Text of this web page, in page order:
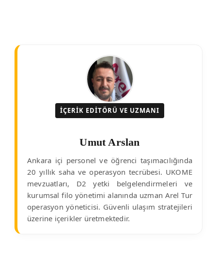
İÇERIK EDITÖRÜ VE UZMANI
Umut Arslan
Ankara içi personel ve öğrenci taşımacılığında
20 yıllık saha ve operasyon tecrübesi. UKOME
mevzuatları, D2 yetki belgelendirmeleri ve
kurumsal filo yönetimi alanında uzman Arel Tur
operasyon yöneticisi. Güvenli ulaşım stratejileri
üzerine içerikler üretmektedir.